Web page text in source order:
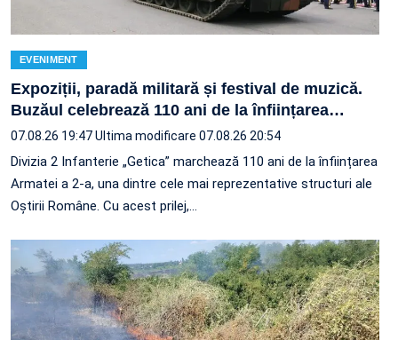
EVENIMENT
Expoziții, paradă militară și festival de muzică.
Buzăul celebrează 110 ani de la înființarea…
07.08.26 19:47Ultima modificare 07.08.26 20:54
Divizia 2 Infanterie „Getica” marchează 110 ani de la înființarea
Armatei a 2-a, una dintre cele mai reprezentative structuri ale
Oștirii Române. Cu acest prilej,…